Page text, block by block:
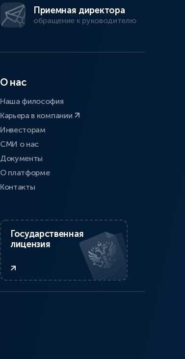
Приемная директора
обращение к руководителю
О нас
Наша философия
Карьера в компании
Инвесторам
СМИ о нас
Документы
О платформе
Контакты
Государственная
лицензия